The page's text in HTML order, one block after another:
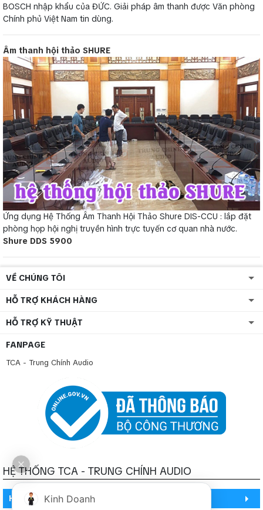
BOSCH nhập khẩu của ĐỨC. Giải pháp âm thanh được Văn phòng
Chính phủ Việt Nam tin dùng.
Âm thanh hội thảo SHURE
Ứng dụng Hệ Thống Âm Thanh Hội Thảo Shure DIS-CCU : lắp đặt
phòng họp hội nghị truyền hình trực tuyến cơ quan nhà nước.
Shure DDS 5900
VỀ CHÚNG TÔI
HỖ TRỢ KHÁCH HÀNG
HỖ TRỢ KỸ THUẬT
FANPAGE
TCA - Trung Chính Audio
HỆ THỐNG TCA - TRUNG CHÍNH AUDIO
HỒ CHÍ MINHKinh Doanh